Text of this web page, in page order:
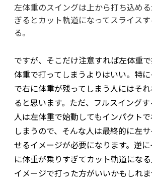
左体重のスイングは上から打ち込め
ぎるとカット軌道になってスライス
る。
ですが、そこだけ注意すれば左体重
体重で打ってしまうよりはいい。特
で右に体重が残ってしまう人にはそ
ると思います。ただ、フルスイング
人は左体重で始動してもインパクト
しまうので、そんな人は最終的に左
せるイメージが必要になります。逆
に体重が乗りすぎてカット軌道にな
イメージで打った方がいいかもしれま